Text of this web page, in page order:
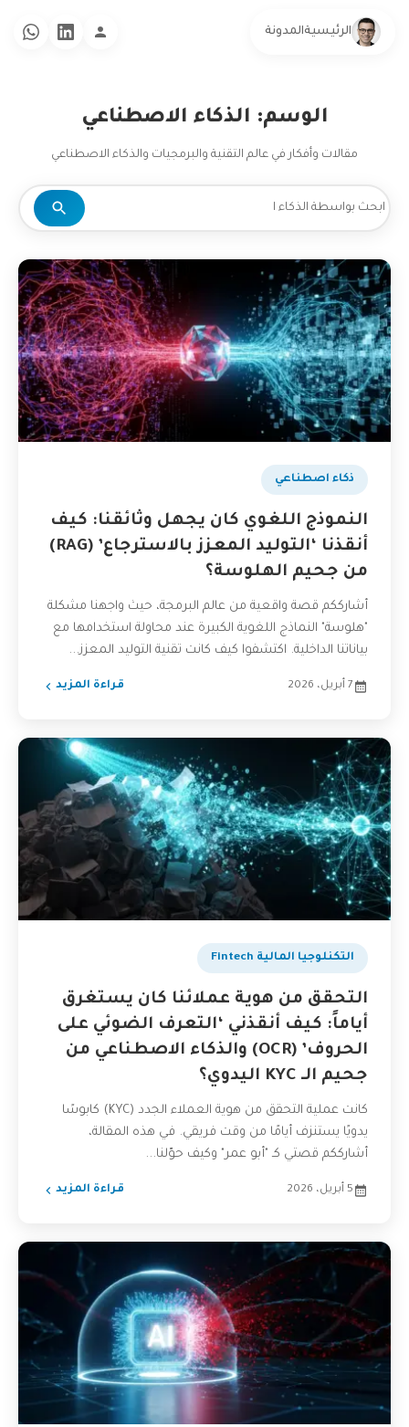
الرئيسيةالمدونة
الوسم: الذكاء الاصطناعي
مقالات وأفكار في عالم التقنية والبرمجيات والذكاء الاصطناعي
ذكاء اصطناعي
النموذج اللغوي كان يجهل وثائقنا: كيف
أنقذنا ‘التوليد المعزز بالاسترجاع’ (RAG)
من جحيم الهلوسة؟
أشارككم قصة واقعية من عالم البرمجة، حيث واجهنا مشكلة
"هلوسة" النماذج اللغوية الكبيرة عند محاولة استخدامها مع
بياناتنا الداخلية. اكتشفوا كيف كانت تقنية التوليد المعزز...
7 أبريل، 2026 قراءة المزيد
التكنلوجيا المالية Fintech
التحقق من هوية عملائنا كان يستغرق
أياماً: كيف أنقذني ‘التعرف الضوئي على
الحروف’ (OCR) والذكاء الاصطناعي من
جحيم الـ KYC اليدوي؟
كانت عملية التحقق من هوية العملاء الجدد (KYC) كابوسًا
يدويًا يستنزف أيامًا من وقت فريقي. في هذه المقالة،
أشارككم قصتي كـ "أبو عمر" وكيف حوّلنا...
5 أبريل، 2026 قراءة المزيد